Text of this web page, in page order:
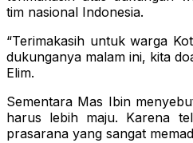
tim nasional Indonesia.
“Terimakasih untuk warga
dukunganya malam ini, kita
Elim.
Sementara Mas Ibin
harus lebih maju. Karena
prasarana yang sangat